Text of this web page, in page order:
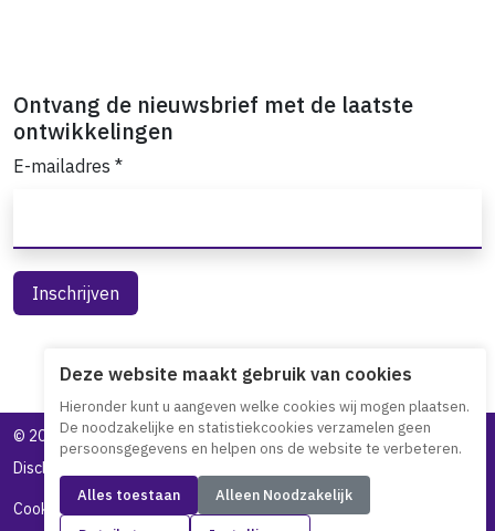
Ontvang de nieuwsbrief met de laatste
ontwikkelingen
E-mailadres *
© 2026 Toegankelijk Bankieren
Disclaimer
Cookieverklaring
Deze website maakt gebruik van cookies
Hieronder kunt u aangeven welke cookies wij mogen plaatsen.
De noodzakelijke en statistiekcookies verzamelen geen
persoonsgegevens en helpen ons de website te verbeteren.
Alles toestaan Alleen Noodzakelijk